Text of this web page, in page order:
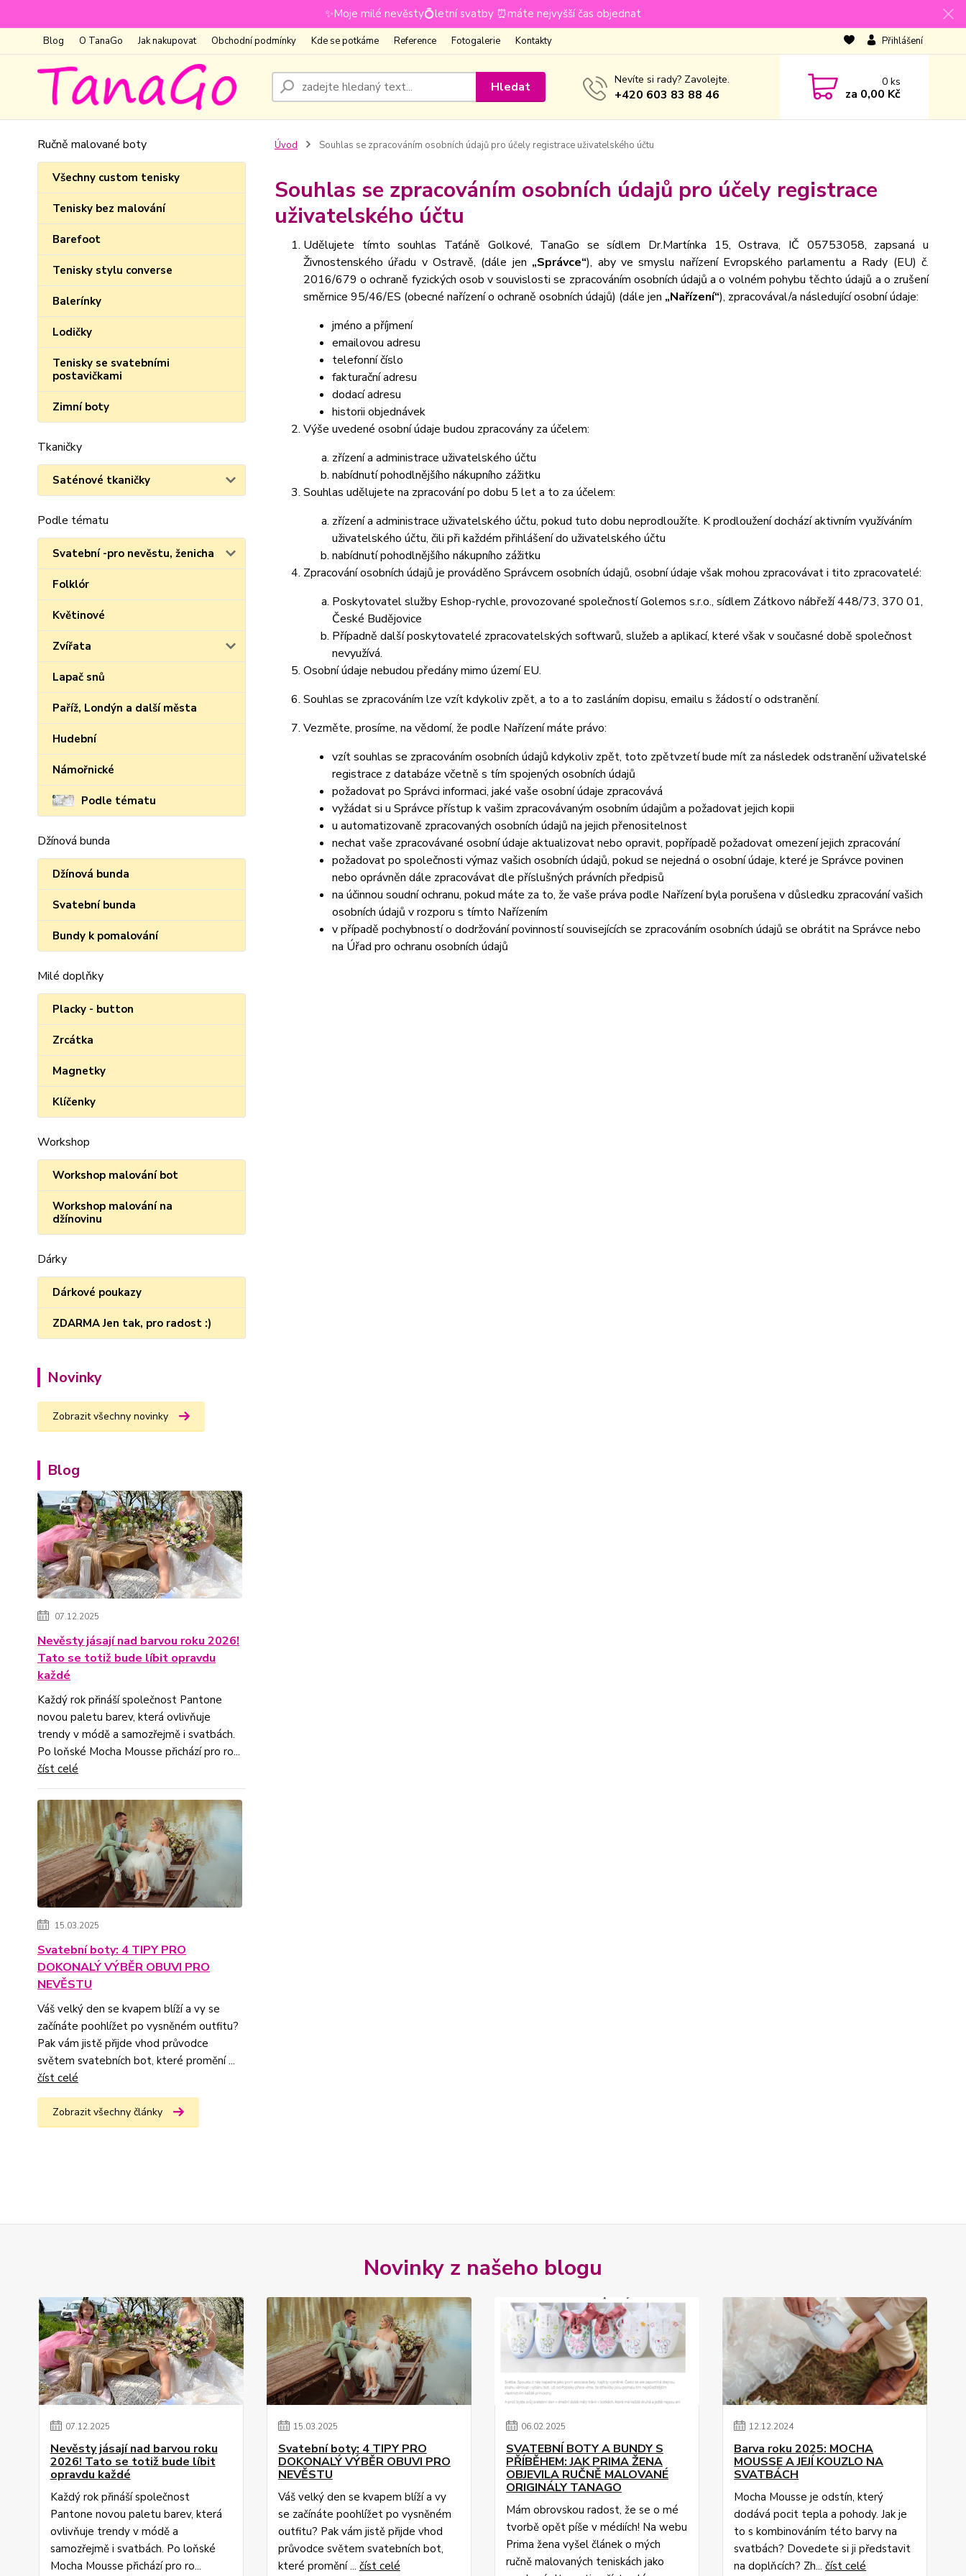
✨Moje milé nevěsty💍letní svatby ⏰máte nejvyšší čas objednat
Blog O TanaGo Jak nakupovat Obchodní podmínky Kde se potkáme Reference Fotogalerie Kontakty Přihlášení
Hledat Nevíte si rady? Zavolejte.
+420 603 83 88 46
0ks
za 0,00 Kč
Ručně malované boty
Všechny custom tenisky
Tenisky bez malování
Barefoot
Tenisky stylu converse
Balerínky
Lodičky
Tenisky se svatebními
postavičkami
Zimní boty
Tkaničky
Saténové tkaničky
Podle tématu
Svatební -pro nevěstu, ženicha
Folklór
Květinové
Zvířata
Lapač snů
Paříž, Londýn a další města
Hudební
Námořnické
Podle tématu
Džínová bunda
Džínová bunda
Svatební bunda
Bundy k pomalování
Milé doplňky
Placky - button
Zrcátka
Magnetky
Klíčenky
Workshop
Workshop malování bot
Workshop malování na
džínovinu
Dárky
Dárkové poukazy
ZDARMA Jen tak, pro radost :)
Novinky
Zobrazit všechny novinky
Blog
07.12.2025
Nevěsty jásají nad barvou roku 2026!
Tato se totiž bude líbit opravdu
každé
Každý rok přináší společnost Pantone
novou paletu barev, která ovlivňuje
trendy v módě a samozřejmě i svatbách.
Po loňské Mocha Mousse přichází pro ro...
číst celé
15.03.2025
Svatební boty: 4 TIPY PRO
DOKONALÝ VÝBĚR OBUVI PRO
NEVĚSTU
Váš velký den se kvapem blíží a vy se
začínáte poohlížet po vysněném outfitu?
Pak vám jistě přijde vhod průvodce
světem svatebních bot, které promění ...
číst celé
Zobrazit všechny články
Úvod Souhlas se zpracováním osobních údajů pro účely registrace uživatelského účtu
Souhlas se zpracováním osobních údajů pro účely registrace
uživatelského účtu
Udělujete tímto souhlas Taťáně Golkové, TanaGo se sídlem Dr.Martínka 15, Ostrava, IČ 05753058, zapsaná u
Živnostenského úřadu v Ostravě, (dále jen „Správce“), aby ve smyslu nařízení Evropského parlamentu a Rady (EU) č.
2016/679 o ochraně fyzických osob v souvislosti se zpracováním osobních údajů a o volném pohybu těchto údajů a o zrušení
směrnice 95/46/ES (obecné nařízení o ochraně osobních údajů) (dále jen „Nařízení“), zpracovával/a následující osobní údaje:
jméno a příjmení
emailovou adresu
telefonní číslo
fakturační adresu
dodací adresu
historii objednávek
Výše uvedené osobní údaje budou zpracovány za účelem:
zřízení a administrace uživatelského účtu
nabídnutí pohodlnějšího nákupního zážitku
Souhlas udělujete na zpracování po dobu 5 let a to za účelem:
zřízení a administrace uživatelského účtu, pokud tuto dobu neprodloužíte. K prodloužení dochází aktivním využíváním
uživatelského účtu, čili při každém přihlášení do uživatelského účtu
nabídnutí pohodlnějšího nákupního zážitku
Zpracování osobních údajů je prováděno Správcem osobních údajů, osobní údaje však mohou zpracovávat i tito zpracovatelé:
Poskytovatel služby Eshop-rychle, provozované společností Golemos s.r.o., sídlem Zátkovo nábřeží 448/73, 370 01,
České Budějovice
Případně další poskytovatelé zpracovatelských softwarů, služeb a aplikací, které však v současné době společnost
nevyužívá.
Osobní údaje nebudou předány mimo území EU.
Souhlas se zpracováním lze vzít kdykoliv zpět, a to a to zasláním dopisu, emailu s žádostí o odstranění.
Vezměte, prosíme, na vědomí, že podle Nařízení máte právo:
vzít souhlas se zpracováním osobních údajů kdykoliv zpět, toto zpětvzetí bude mít za následek odstranění uživatelské
registrace z databáze včetně s tím spojených osobních údajů
požadovat po Správci informaci, jaké vaše osobní údaje zpracovává
vyžádat si u Správce přístup k vašim zpracovávaným osobním údajům a požadovat jejich kopii
u automatizovaně zpracovaných osobních údajů na jejich přenositelnost
nechat vaše zpracovávané osobní údaje aktualizovat nebo opravit, popřípadě požadovat omezení jejich zpracování
požadovat po společnosti výmaz vašich osobních údajů, pokud se nejedná o osobní údaje, které je Správce povinen
nebo oprávněn dále zpracovávat dle příslušných právních předpisů
na účinnou soudní ochranu, pokud máte za to, že vaše práva podle Nařízení byla porušena v důsledku zpracování vašich
osobních údajů v rozporu s tímto Nařízením
v případě pochybností o dodržování povinností souvisejících se zpracováním osobních údajů se obrátit na Správce nebo
na Úřad pro ochranu osobních údajů
Novinky z našeho blogu
07.12.2025
Nevěsty jásají nad barvou roku
2026! Tato se totiž bude líbit
opravdu každé
Každý rok přináší společnost
Pantone novou paletu barev, která
ovlivňuje trendy v módě a
samozřejmě i svatbách. Po loňské
Mocha Mousse přichází pro ro...
15.03.2025
Svatební boty: 4 TIPY PRO
DOKONALÝ VÝBĚR OBUVI PRO
NEVĚSTU
Váš velký den se kvapem blíží a vy
se začínáte poohlížet po vysněném
outfitu? Pak vám jistě přijde vhod
průvodce světem svatebních bot,
které promění ... číst celé
06.02.2025
SVATEBNÍ BOTY A BUNDY S
PŘÍBĚHEM: JAK PRIMA ŽENA
OBJEVILA RUČNĚ MALOVANÉ
ORIGINÁLY TANAGO
Mám obrovskou radost, že se o mé
tvorbě opět píše v médiích! Na webu
Prima žena vyšel článek o mých
ručně malovaných teniskách jako
12.12.2024
Barva roku 2025: MOCHA
MOUSSE A JEJÍ KOUZLO NA
SVATBÁCH
Mocha Mousse je odstín, který
dodává pocit tepla a pohody. Jak je
to s kombinováním této barvy na
svatbách? Dovedete si ji představit
na doplňcích? Zh...číst celé